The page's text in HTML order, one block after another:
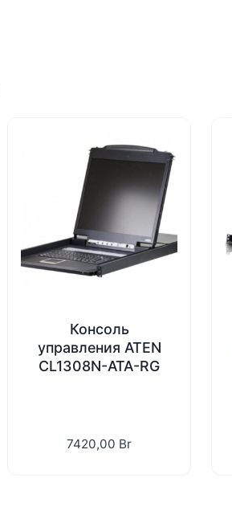
Консоль
управления ATEN
CL1308N-ATA-RG
7420,00 Br